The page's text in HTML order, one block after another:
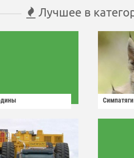
Лучшее в
Симпатяги